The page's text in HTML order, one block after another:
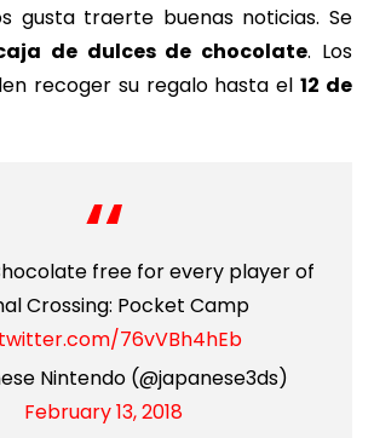
gusta traerte buenas noticias. Se
de dulces de chocolate. Los
recoger su regalo hasta el 12 de
free for every player of
Crossing: Pocket Camp
76vVBh4hEb
Nintendo (@japanese3ds)
February 13, 2018